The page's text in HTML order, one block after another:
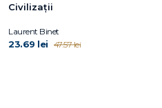
Civilizații
Laurent Binet
23.69 lei 47.57 lei